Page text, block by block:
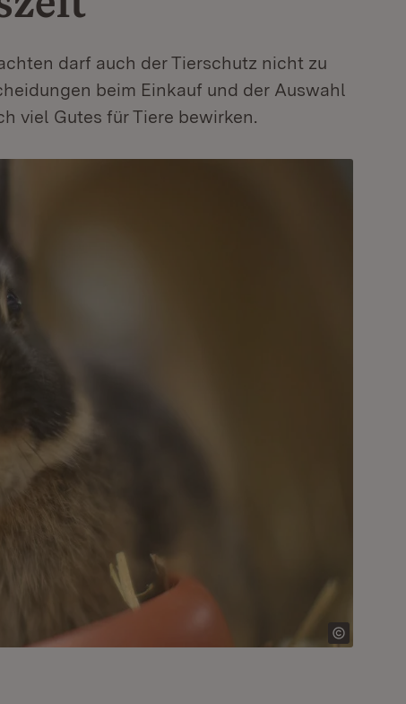
darf auch der Tierschutz nicht zu
beim Einkauf und der Auswahl
viel Gutes für Tiere bewirken.